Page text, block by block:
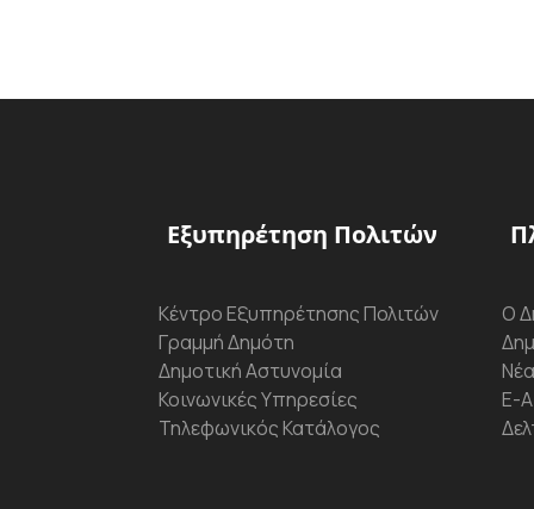
Εξυπηρέτηση Πολιτών
Κέντρο Εξυπηρέτησης Πολιτών
Γραμμή Δημότη
Δημοτική Αστυνομία
Κοινωνικές Υπηρεσίες
Τηλεφωνικός Κατάλογος
Ο
Ε-